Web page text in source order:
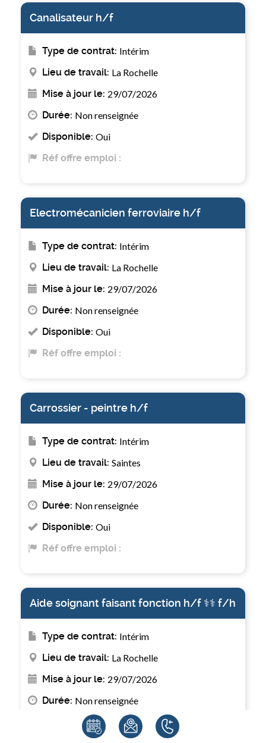
Canalisateur h/f
Type de contrat: Intérim
Lieu de travail: La Rochelle
Mise à jour le: 29/07/2026
Durée: Non renseignée
Disponible: Oui
Réf offre emploi :
Electromécanicien ferroviaire h/f
Type de contrat: Intérim
Lieu de travail: La Rochelle
Mise à jour le: 29/07/2026
Durée: Non renseignée
Disponible: Oui
Réf offre emploi :
Carrossier - peintre h/f
Type de contrat: Intérim
Lieu de travail: Saintes
Mise à jour le: 29/07/2026
Durée: Non renseignée
Disponible: Oui
Réf offre emploi :
Aide soignant faisant fonction h/f ‍⚕️‍⚕️ f/h
Type de contrat: Intérim
Lieu de travail: La Rochelle
Mise à jour le: 29/07/2026
Durée: Non renseignée
Disponible: Oui